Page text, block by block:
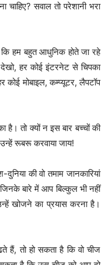
चाहिए? सवाल तो परेशानी भरा
हम बहुत आधुनिक होते जा रहे
हर कोई इंटरनेट से चिपका
कोई मोबाइल, कम्प्यूटर, लैपटॉप
है। तो क्यों न इस बार बच्चों की
रूबरू करवाया जाय!
की वो तमाम जानकारियां
बारे में आप बिल्कुल भी नहीं
खोजने का प्रयास करना है।
तो हो सकता है कि वो चीज